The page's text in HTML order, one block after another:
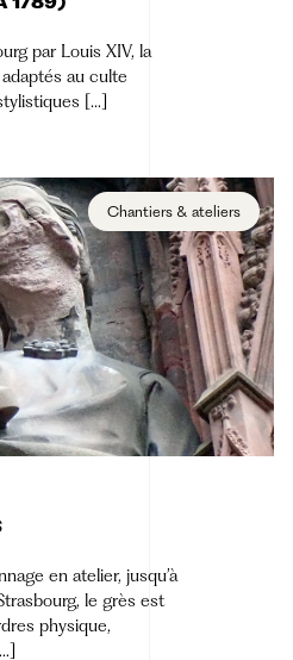
par Louis XIV, la
au culte
[…]
Chantiers & ateliers
en atelier, jusqu’à
le grès est
physique,